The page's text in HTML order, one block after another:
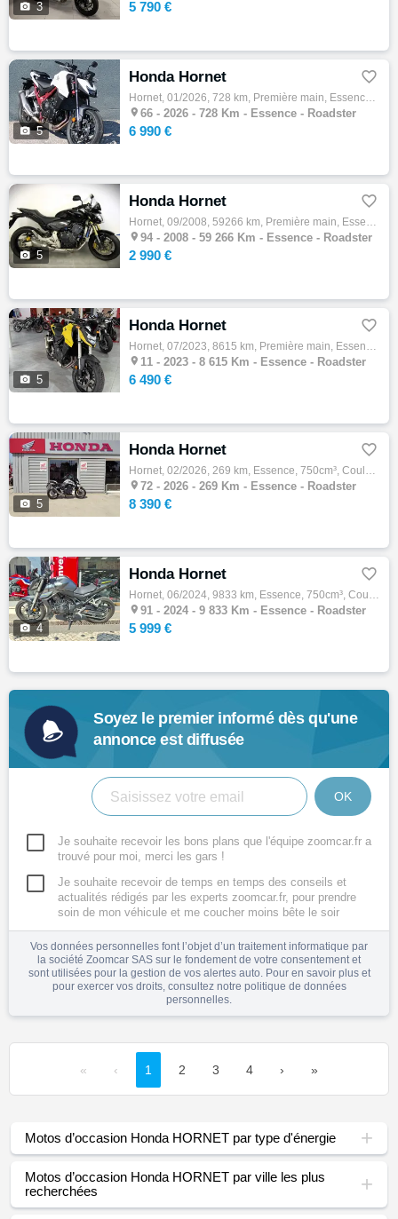
 3 5 790 €
 5
Honda Hornet 
Hornet, 01/2026, 728 km, Première main, Essence, 750cm³, Couleur blanc, 6990 € Equipements : HONDA CB 750 HORNET A2 MODELE 2025 IMMATRICULA…
 66 - 2026 - 728 Km - Essence - Roadster
6 990 €
 5
Honda Hornet 
Hornet, 09/2008, 59266 km, Première main, Essence, 600cm³, Couleur noir, 2990 € Equipements : HONDA CB 600 F HORNET ABS 600 cm3 Roadster 20…
 94 - 2008 - 59 266 Km - Essence - Roadster
2 990 €
 5
Honda Hornet 
Hornet, 07/2023, 8615 km, Première main, Essence, 750cm³, Couleur jaune, 6490 € Equipements : Superbe Hornet 750 de 2023 avec 8600km. Moto …
 11 - 2023 - 8 615 Km - Essence - Roadster
6 490 €
 5
Honda Hornet 
Hornet, 02/2026, 269 km, Essence, 750cm³, Couleur gris, 8390 € Equipements : HONDA HORNET 750 A2 BIKEPARC72 VOUS PROPOSE UNE MAGNIFIQUE HON…
 72 - 2026 - 269 Km - Essence - Roadster
8 390 €
 4
Honda Hornet 
Hornet, 06/2024, 9833 km, Essence, 750cm³, Couleur gris, 5999 € Equipements : La concession Honda moto 91 vous propose : - HORNET 750 ABS F…
 91 - 2024 - 9 833 Km - Essence - Roadster
5 999 €
Soyez le premier informé dès qu'une
annonce est diffusée
OK
Je souhaite recevoir les bons plans que l'équipe zoomcar.fr a
trouvé pour moi, merci les gars !
Je souhaite recevoir de temps en temps des conseils et
actualités rédigés par les experts zoomcar.fr, pour prendre
soin de mon véhicule et me coucher moins bête le soir
Vos données personnelles font l’objet d’un traitement informatique par
la société Zoomcar SAS sur le fondement de votre consentement et
sont utilisées pour la gestion de vos alertes auto. Pour en savoir plus et
pour exercer vos droits, consultez notre politique de données
personnelles.
« ‹ 1 2 3 4 › »
Motos d’occasion Honda HORNET par type d'énergie
Motos d’occasion Honda HORNET par ville les plus
recherchées